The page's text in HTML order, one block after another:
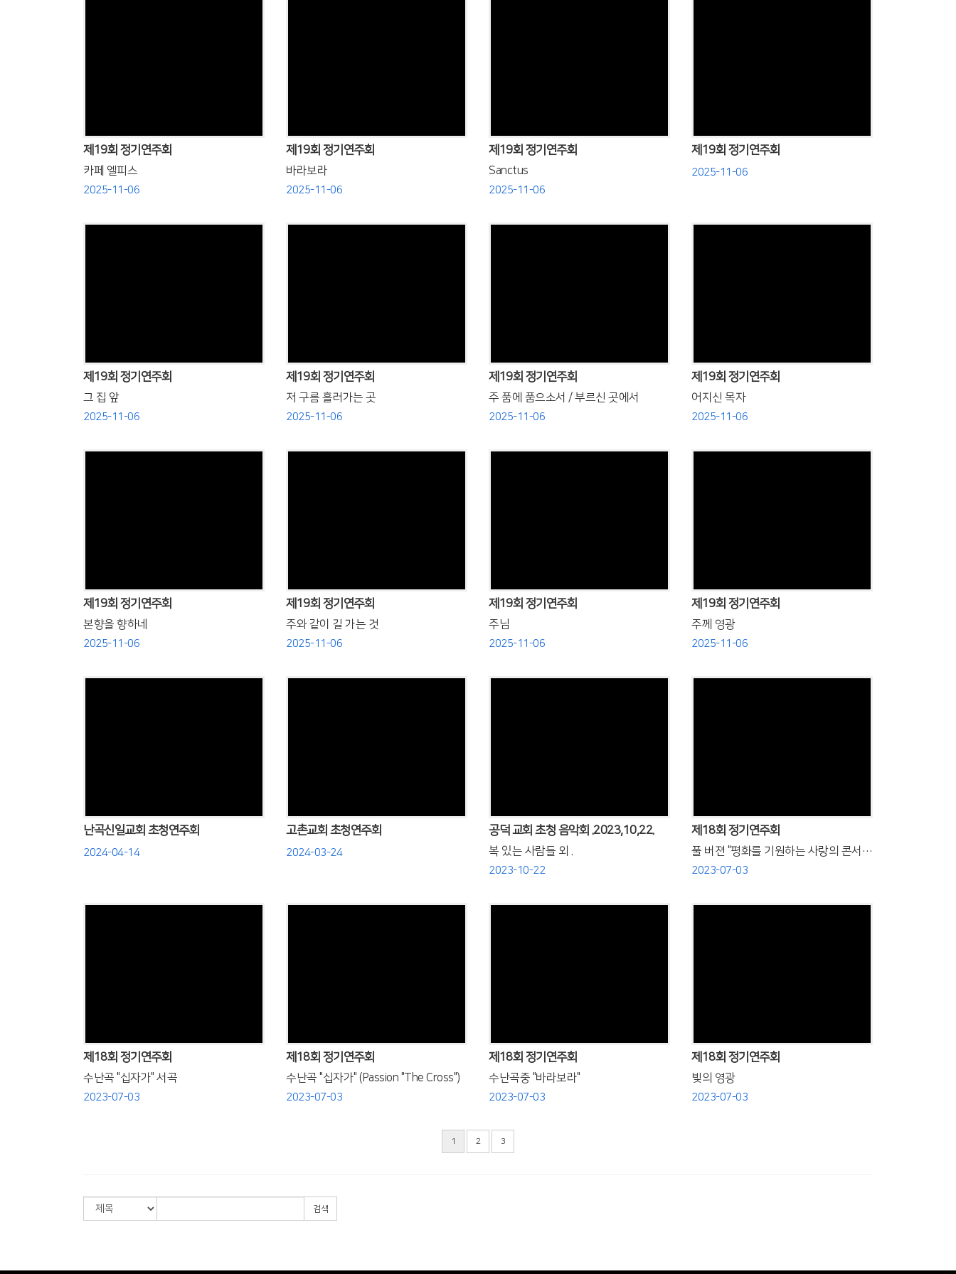
제19회 정기연주회
카페 엘피스
2025-11-06
제19회 정기연주회
바라보라
2025-11-06
제19회 정기연주회
Sanctus
2025-11-06
제19회 정기연주회
2025-11-06
제19회 정기연주회
그 집 앞
2025-11-06
제19회 정기연주회
저 구름 흘러가는 곳
2025-11-06
제19회 정기연주회
주 품에 품으소서 / 부르신 곳에서
2025-11-06
제19회 정기연주회
어지신 목자
2025-11-06
제19회 정기연주회
본향을 향하네
2025-11-06
제19회 정기연주회
주와 같이 길 가는 것
2025-11-06
제19회 정기연주회
주님
2025-11-06
제19회 정기연주회
주께 영광
2025-11-06
난곡신일교회 초청연주회
2024-04-14
고촌교회 초청연주회
2024-03-24
공덕 교회 초청 음악회 .2023,10,22.
복 있는 사람들 외 .
2023-10-22
제18회 정기연주회
풀 버젼 "평화를 기원하는 사랑의 콘서트"
2023-07-03
제18회 정기연주회
수난곡 "십자가" 서곡
2023-07-03
제18회 정기연주회
수난곡 "십자가" (Passion "The Cross")
2023-07-03
제18회 정기연주회
수난곡중 "바라보라"
2023-07-03
제18회 정기연주회
빛의 영광
2023-07-03
1 2 3
검색